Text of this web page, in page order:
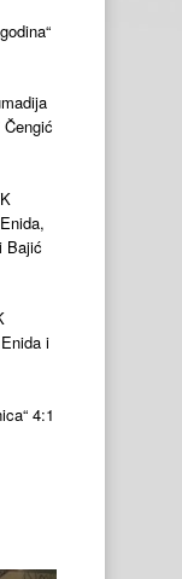
Bajić
i
4:1